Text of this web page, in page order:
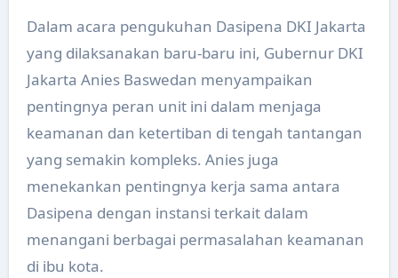
Dalam acara pengukuhan Dasipena DKI Jakarta
yang dilaksanakan baru-baru ini, Gubernur DKI
Jakarta Anies Baswedan menyampaikan
pentingnya peran unit ini dalam menjaga
keamanan dan ketertiban di tengah tantangan
yang semakin kompleks. Anies juga
menekankan pentingnya kerja sama antara
Dasipena dengan instansi terkait dalam
menangani berbagai permasalahan keamanan
di ibu kota.